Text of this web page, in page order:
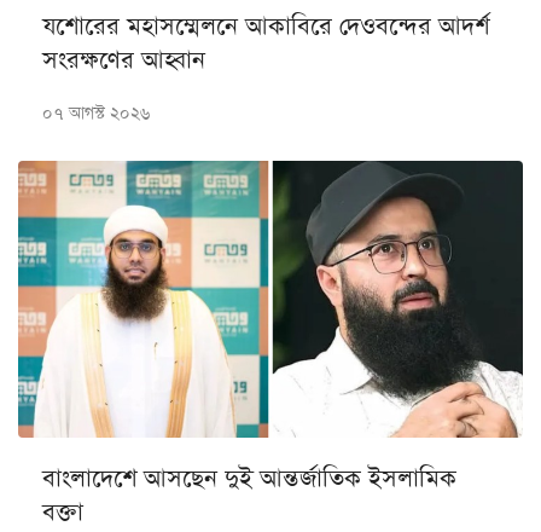
যশোরের মহাসম্মেলনে আকাবিরে দেওবন্দের আদর্শ
সংরক্ষণের আহ্বান
০৭ আগস্ট ২০২৬
বাংলাদেশে আসছেন দুই আন্তর্জাতিক ইসলামিক
বক্তা